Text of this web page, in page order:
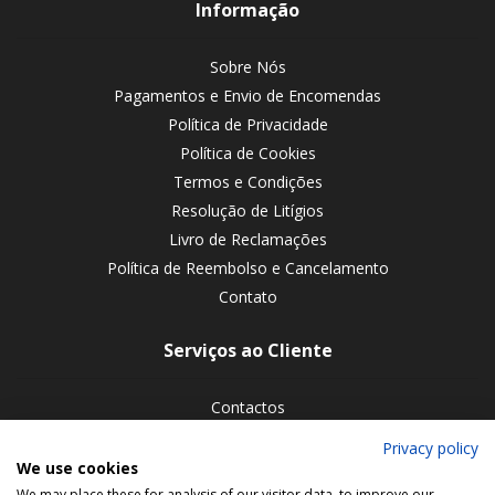
Informação
Sobre Nós
Pagamentos e Envio de Encomendas
Política de Privacidade
Política de Cookies
Termos e Condições
Resolução de Litígios
Livro de Reclamações
Política de Reembolso e Cancelamento
Contato
Serviços ao Cliente
Contactos
Siga-nos nas redes sociais
Privacy policy
We use cookies